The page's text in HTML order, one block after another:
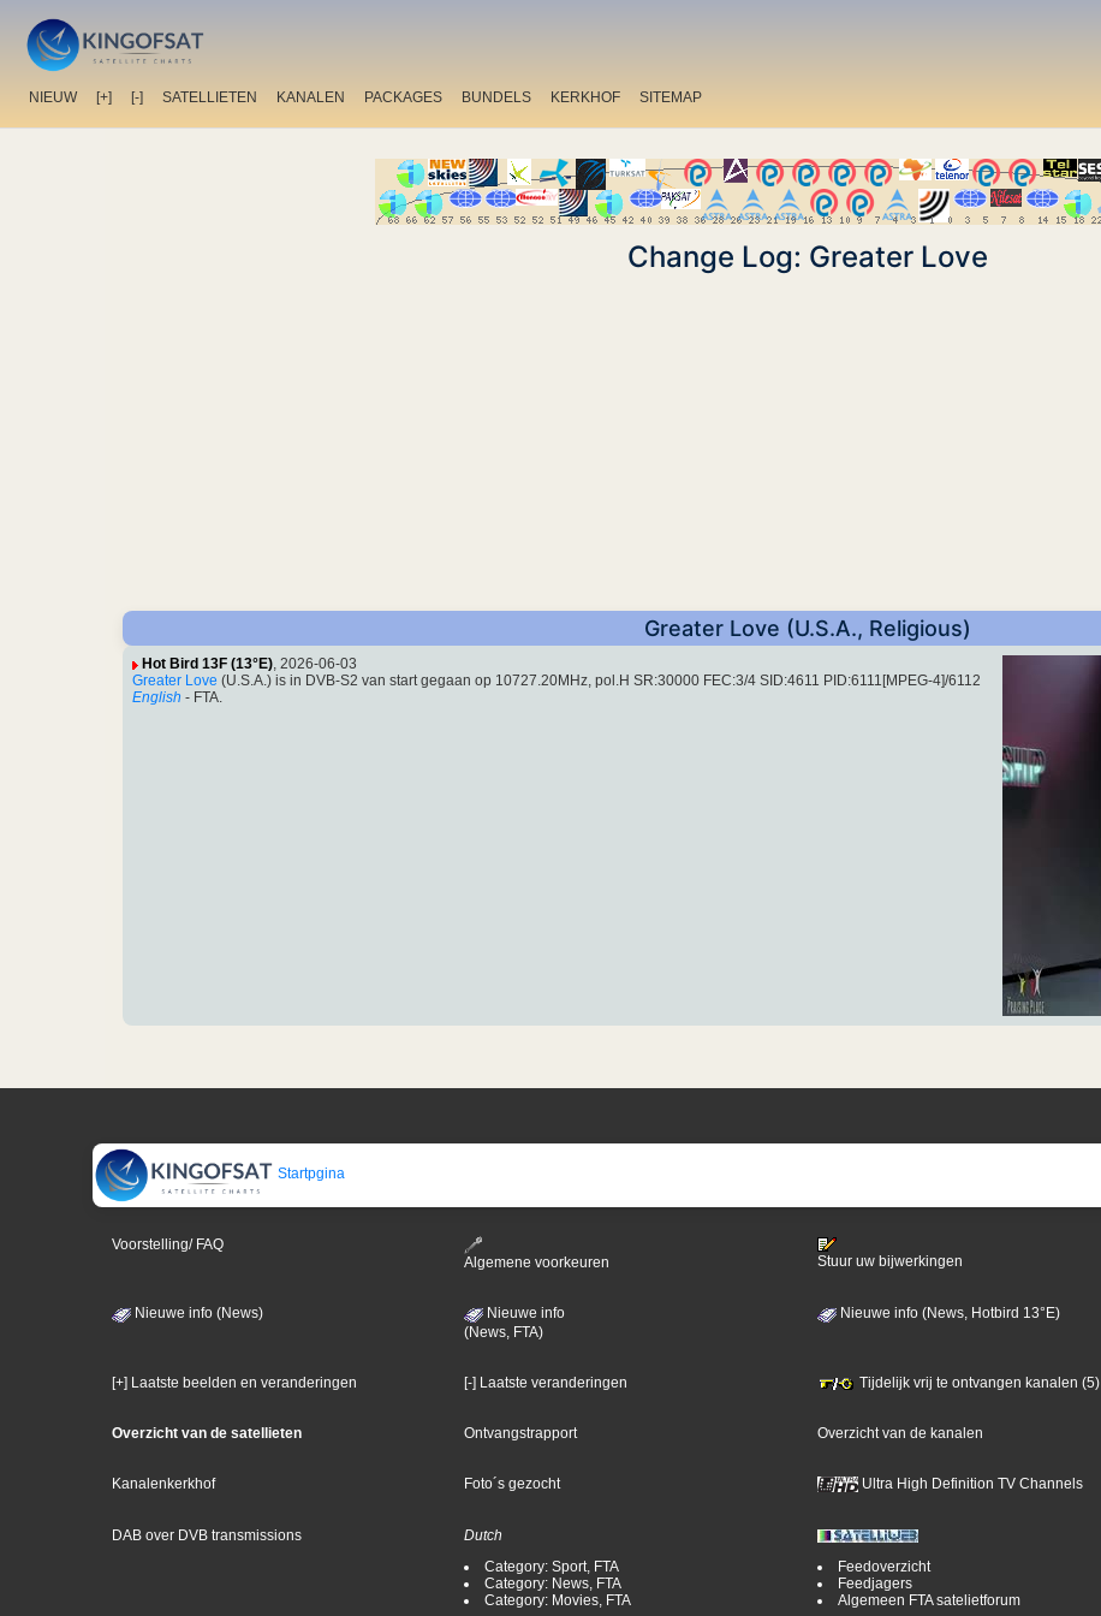
NIEUW [+] [-] SATELLIETEN KANALEN PACKAGES BUNDELS KERKHOF SITEMAP
Change Log: Greater Love
Greater Love (U.S.A., Religious)
Hot Bird 13F (13°E), 2026-06-03
Greater Love (U.S.A.) is in DVB-S2 van start gegaan op 10727.20MHz, pol.H SR:30000 FEC:3/4 SID:4611 PID:6111[MPEG-4]/6112
English - FTA.
Startpgina
Voorstelling/ FAQ
Algemene voorkeuren
Stuur uw bijwerkingen
Nieuwe info (News)
Nieuwe info
(News, FTA)
Nieuwe info (News, Hotbird 13°E)
[+] Laatste beelden en veranderingen [-] Laatste veranderingen Tijdelijk vrij te ontvangen kanalen (5)
Overzicht van de satellieten Ontvangstrapport Overzicht van de kanalen
Kanalenkerkhof Foto´s gezocht Ultra High Definition TV Channels
DAB over DVB transmissions
Dutch
Category: Sport, FTA
Category: News, FTA
Category: Movies, FTA
Feedoverzicht
Feedjagers
Algemeen FTA satelietforum